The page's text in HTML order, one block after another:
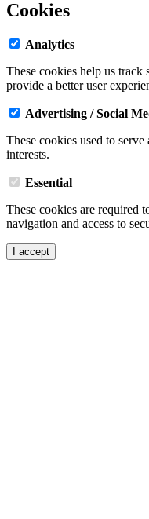
Cookies
Analytics
These cookies help us track
provide a better user
Advertising / Social
These cookies used to
interests.
Essential
These cookies are required
navigation and access to
I accept